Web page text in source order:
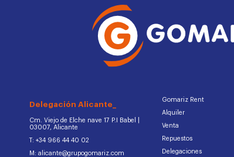
Delegación Alicante_
Cm. Viejo de Elche nave 17 P.I Babel |
03007, Alicante
T: +34 966 44 40 02
M: alicante@grupogomariz.com
Gomariz Rent
Alquiler
Venta
Repuestos
Delegaciones